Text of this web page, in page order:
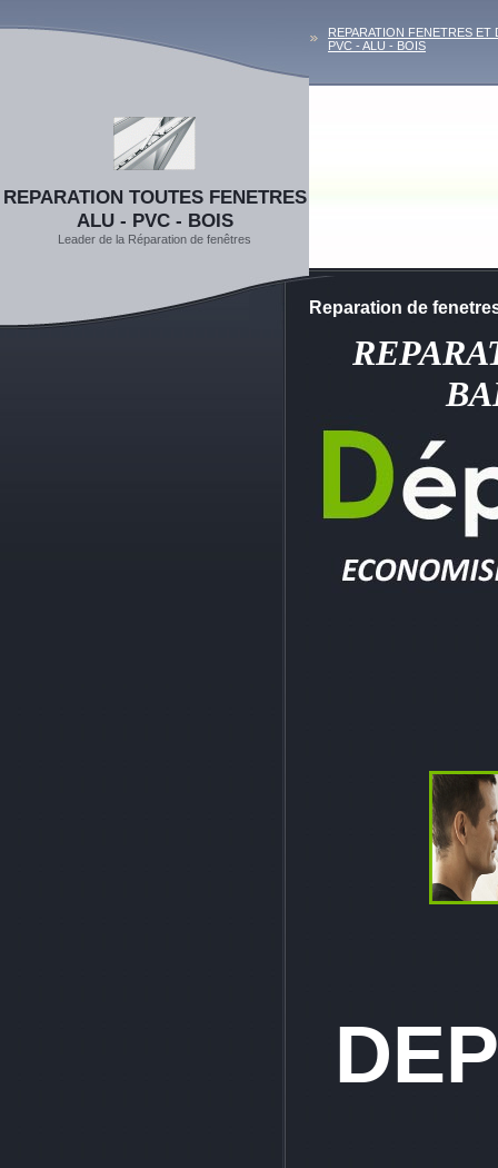
REPARATION FENETRES ET
PVC - ALU - BOIS
REPARATION TOUTES FENETRES
ALU - PVC - BOIS
Leader de la Réparation de fenêtres
Reparation de